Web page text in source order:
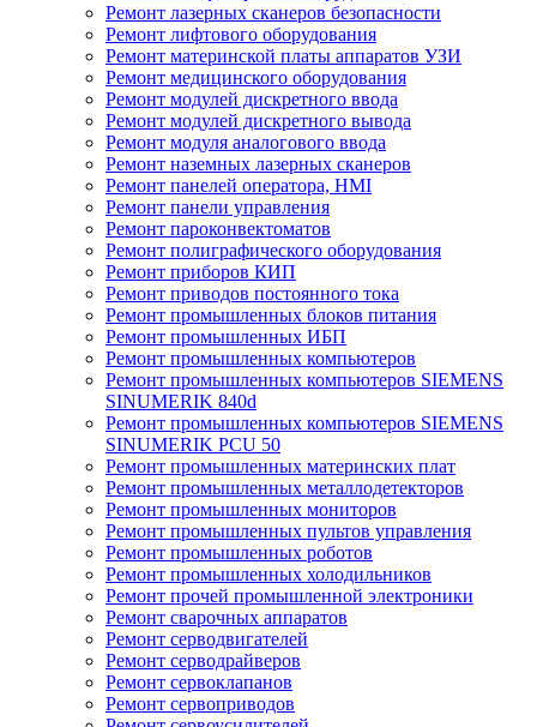
Ремонт лазерных сканеров безопасности
Ремонт лифтового оборудования
Ремонт материнской платы аппаратов УЗИ
Ремонт медицинского оборудования
Ремонт модулей дискретного ввода
Ремонт модулей дискретного вывода
Ремонт модуля аналогового ввода
Ремонт наземных лазерных сканеров
Ремонт панелей оператора, HMI
Ремонт панели управления
Ремонт пароконвектоматов
Ремонт полиграфического оборудования
Ремонт приборов КИП
Ремонт приводов постоянного тока
Ремонт промышленных блоков питания
Ремонт промышленных ИБП
Ремонт промышленных компьютеров
Ремонт промышленных компьютеров SIEMENS
SINUMERIK 840d
Ремонт промышленных компьютеров SIEMENS
SINUMERIK PCU 50
Ремонт промышленных материнских плат
Ремонт промышленных металлодетекторов
Ремонт промышленных мониторов
Ремонт промышленных пультов управления
Ремонт промышленных роботов
Ремонт промышленных холодильников
Ремонт прочей промышленной электроники
Ремонт сварочных аппаратов
Ремонт серводвигателей
Ремонт серводрайверов
Ремонт сервоклапанов
Ремонт сервоприводов